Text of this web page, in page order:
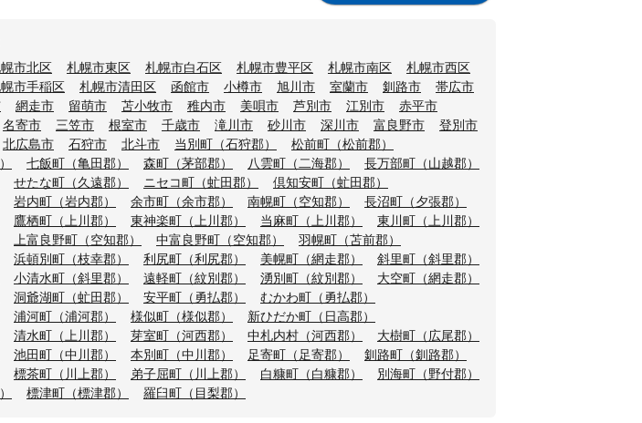
市北区 札幌市東区 札幌市白石区 札幌市豊平区 札幌市南区
札幌市西区
市手稲区 札幌市清田区 函館市 小樽市 旭川市 室蘭市 釧路市
帯広市
網走市 留萌市 苫小牧市 稚内市 美唄市 芦別市 江別市
赤平市
名寄市 三笠市 根室市 千歳市 滝川市 砂川市 深川市 富良野市
登別市
北広島市 石狩市 北斗市 当別町（石狩郡）
松前町（松前郡）
七飯町（亀田郡） 森町（茅部郡） 八雲町（二海郡）
長万部町（山越郡）
せたな町（久遠郡） ニセコ町（虻田郡）
倶知安町（虻田郡）
岩内町（岩内郡） 余市町（余市郡） 南幌町（空知郡）
長沼町（夕張郡）
鷹栖町（上川郡） 東神楽町（上川郡） 当麻町（上川郡）
東川町（上川郡）
上富良野町（空知郡） 中富良野町（空知郡）
羽幌町（苫前郡）
浜頓別町（枝幸郡） 利尻町（利尻郡） 美幌町（網走郡）
斜里町（斜里郡）
小清水町（斜里郡） 遠軽町（紋別郡） 湧別町（紋別郡）
大空町（網走郡）
洞爺湖町（虻田郡） 安平町（勇払郡）
むかわ町（勇払郡）
浦河町（浦河郡） 様似町（様似郡）
新ひだか町（日高郡）
清水町（上川郡） 芽室町（河西郡） 中札内村（河西郡）
大樹町（広尾郡）
池田町（中川郡） 本別町（中川郡） 足寄町（足寄郡）
釧路町（釧路郡）
標茶町（川上郡） 弟子屈町（川上郡） 白糠町（白糠郡）
別海町（野付郡）
標津町（標津郡） 羅臼町（目梨郡）